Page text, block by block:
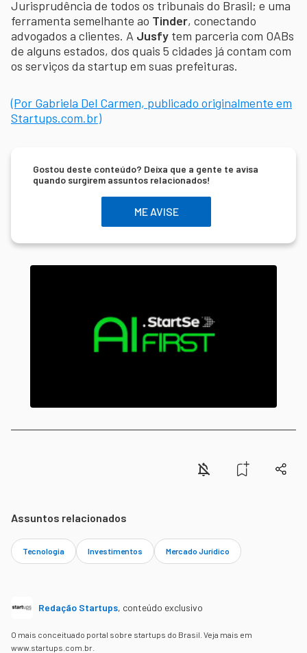
Jurisprudência de todos os tribunais do Brasil; e uma
ferramenta semelhante ao Tinder, conectando
advogados a clientes. A Jusfy tem parceria com OABs
de alguns estados, dos quais 5 cidades já contam com
os serviços da startup em suas prefeituras.
(Por Gabriela Del Carmen, publicado originalmente em
Startups.com.br)
Gostou deste conteúdo? Deixa que a gente te avisa
quando surgirem assuntos relacionados!
ME AVISE
Assuntos relacionados
Tecnologia Investimentos Mercado Jurídico
Redação Startups, conteúdo exclusivo
O mais conceituado portal sobre startups do Brasil. Veja mais em
www.startups.com.br.